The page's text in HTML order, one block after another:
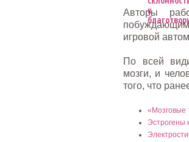
Авторы
игровой
По всей
мозги, и
того, что
«Мозговые
Эстрогены